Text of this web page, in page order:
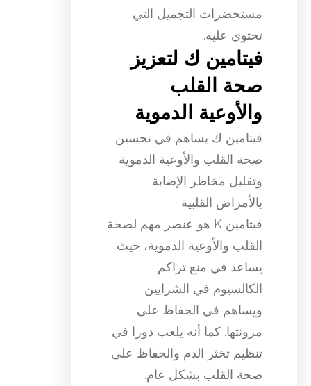
مستحضرات التجميل التي
تحتوي عليه.
فيتامين ك لتعزيز
صحة القلب
والأوعية الدموية
فيتامين ك يساهم في تحسين
صحة القلب والأوعية الدموية
وتقليل مخاطر الإصابة
بالأمراض القلبية
فيتامين K هو عنصر مهم لصحة
القلب والأوعية الدموية، حيث
يساعد في منع تراكم
الكالسيوم في الشرايين
ويساهم في الحفاظ على
مرونتها. كما أنه يلعب دورا في
تنظيم تخثر الدم والحفاظ على
صحة القلب بشكل عام.